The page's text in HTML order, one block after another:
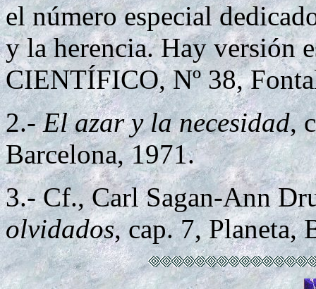
el número especial
y la herencia. Hay versión
CIENTÍFICO, Nº 38,
2.-El azar y la necesidad,
Barcelona, 1971.
3.- Cf., Carl Sagan-Ann
olvidados, cap. 7, Planeta,